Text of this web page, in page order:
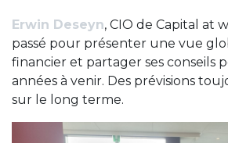
Erwin Deseyn, CIO de Capital at
passé pour présenter une vue
financier et partager ses conseils
années à venir. Des prévisions
sur le long terme.